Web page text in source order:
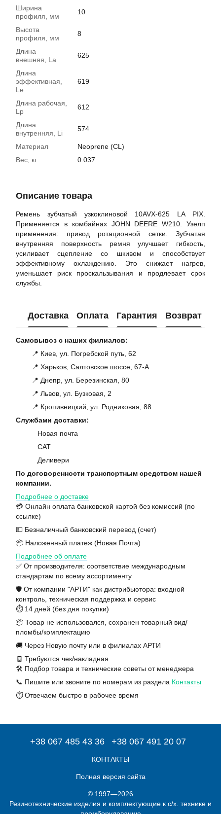
Ширина
профиля, мм
10
Высота
профиля, мм
8
Длина
внешняя, La
625
Длина
эффективная,
Le
619
Длина рабочая,
Lp
612
Длина
внутренняя, Li
574
Материал
Neoprene (CL)
Вес, кг
0.037
Описание товара
Ремень зубчатый узкоклиновой 10AVX-625 LA PIX.
Применяется в комбайнах JOHN DEERE W210. Узелп
применения: привод ротационной сетки. Зубчатая
внутренняя поверхность ремня улучшает гибкость,
усиливает сцепление со шкивом и способствует
эффективному охлаждению. Это снижает нагрев,
уменьшает риск проскальзывания и продлевает срок
службы.
Доставка Оплата Гарантия Возврат
Самовывоз с наших филиалов:
📍 Киев, ул. Погребской путь, 62
📍 Харьков, Салтовское шоссе, 67-А
📍 Днепр, ул. Березинская, 80
📍 Львов, ул. Бузковая, 2
📍 Кропивницкий, ул. Родниковая, 88
Службами доставки:
Новая почта
САТ
Деливери
По договоренности транспортным средством нашей
компании.
Подробнее о доставке
💳 Онлайн оплата банковской картой без комиссий (по
ссылке)
💵 Безналичный банковский перевод (счет)
📦 Наложенный платеж (Новая Почта)
Подробнее об оплате
✅ От производителя: соответствие международным
стандартам по всему ассортименту
🛡️ От компании "АРТИ" как дистрибьютора: входной
контроль, техническая поддержка и сервис
⏱️ 14 дней (без дня покупки)
📦 Товар не использовался, сохранен товарный вид/
пломбы/комплектацию
🚚 Через Новую почту или в филиалах АРТИ
🧾 Требуются чек/накладная
🛠️ Подбор товара и технические советы от менеджера
📞 Пишите или звоните по номерам из раздела Контакты
⏱️ Отвечаем быстро в рабочее время
+38 067 485 43 36 +38 067 491 20 07
КОНТАКТЫ
Полная версия сайта
© 1997—2026
Резинотехнические изделия и комплектующие к с/х. технике и